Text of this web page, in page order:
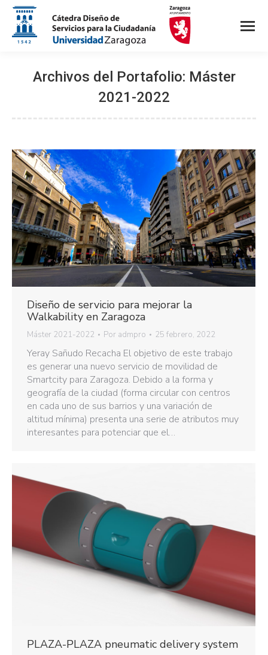
Archivos del Portafolio: Máster
2021-2022
Diseño de servicio para mejorar la
Walkability en Zaragoza
Máster 2021-2022 Por admpro 25 febrero, 2022
Yeray Sañudo Recacha El objetivo de este trabajo
es generar una nuevo servicio de movilidad de
Smartcity para Zaragoza. Debido a la forma y
geografía de la ciudad (forma circular con centros
en cada uno de sus barrios y una variación de
altitud mínima) presenta una serie de atributos muy
interesantes para potenciar que el…
PLAZA-PLAZA pneumatic delivery system